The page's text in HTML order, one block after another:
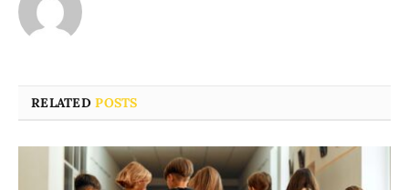
RELATEDPOSTS